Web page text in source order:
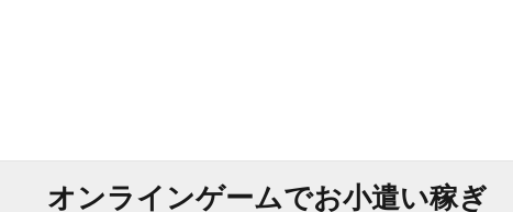
オンラインゲームでお小遣い稼ぎ